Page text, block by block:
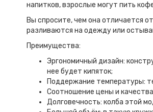
напитков, взрослые могут пить
Вы спросите, чем она отличается
разливаются на одежду или
Преимущества:
Эргономичный дизайн:
нее будет кипяток;
Поддержание температуры:
Соотношение цены и
Долговечность: колба этой